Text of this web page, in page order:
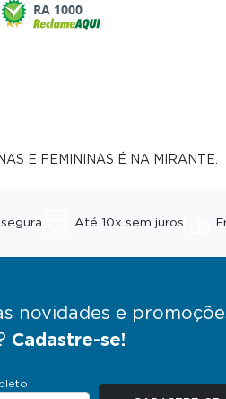
RA 1000
E FEMININAS É NA MIRANTE.
Até 10x sem juros
novidades e
Cadastre-se!